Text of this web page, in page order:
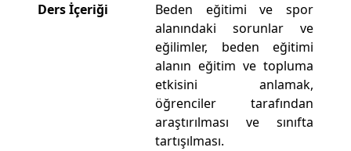
Ders İçeriği
Beden eğitimi ve spor
alanındaki sorunlar ve
eğilimler, beden eğitimi
alanın eğitim ve topluma
etkisini anlamak,
öğrenciler tarafından
araştırılması ve sınıfta
tartışılması.